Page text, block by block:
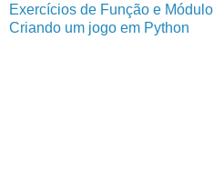
Exercícios de Função e Módulo
Criando um jogo em Python